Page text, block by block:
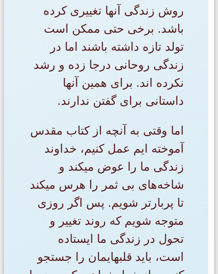
روش زندگی آنها تغییری کرده
باشد. برخی حتی ممکن است
تولد تازه داشته باشند اما در
زندگی روحانی درجا زده و رشد
نکرده اند. برای همین آنها
داستانی برای گفتن ندارند.
اما وقتی به آنچه از کتاب مقدس
آموخته ‌ایم عمل ‌کنیم، خداوند
زندگی ما را عوض میکند و
شاخه‌های بی ثمر را هرس میکند
تا پربارتر شویم. پس اگر روزی
متوجه شویم که روند تغییر و
تحول در زندگی ما ایستاده
است، باید قلبهایمان را جستجو